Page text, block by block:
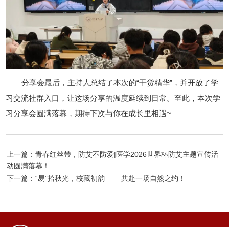
分享会最后，主持人总结了本次的“干货精华”，并开放了学
习交流社群入口，让这场分享的温度延续到日常。至此，本次学
习分享会圆满落幕，期待下次与你在成长里相遇~
上一篇：青春红丝带，防艾不防爱|医学2026世界杯防艾主题宣传活
动圆满落幕！
下一篇：“易”拾秋光，校藏初韵 ——共赴一场自然之约！